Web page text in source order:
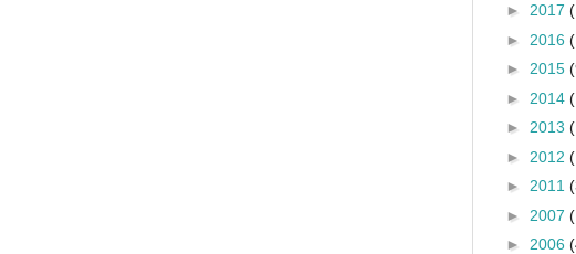
► 2017
► 2016
► 2015
► 2014
► 2013
► 2012
► 2011
► 2007
► 2006